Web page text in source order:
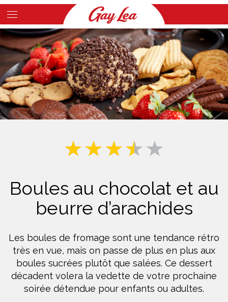
Skip
to
main
content
Main
Content
Boules au chocolat et au
beurre d’arachides
Les boules de fromage sont une tendance rétro
très en vue, mais on passe de plus en plus aux
boules sucrées plutôt que salées. Ce dessert
décadent volera la vedette de votre prochaine
soirée détendue pour enfants ou adultes.